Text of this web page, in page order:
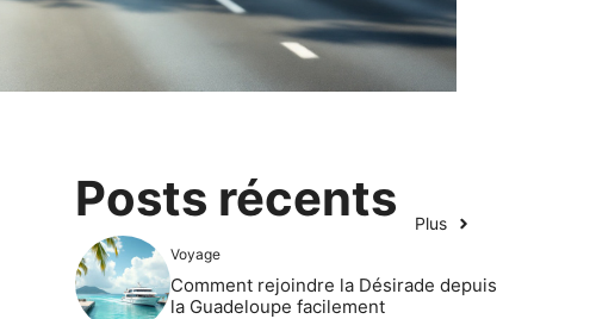
Posts récents Plus
Voyage
Comment rejoindre la Désirade depuis
la Guadeloupe facilement